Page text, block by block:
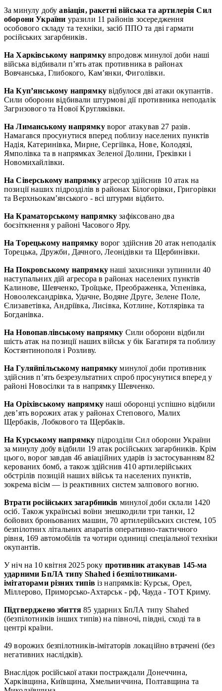
За минулу добуавіація, ракетні війська та артилерія Сил
оборони України уразили 11 районів зосередження
особового складу та техніки, засіб ППО та дві гармати
російських загарбників.
На Харківському напрямкувпродовж минулої доби наші
війська відбивали п’ять атак противника в районах
Вовчанська, Глибокого, Кам’янки, Фиголівки.
На Куп’янському напрямкувідбулося дві атаки окупантів.
Сили оборони відбивали штурмові дії противника неподалік
Загризового та Нової Кругляківки.
На Лиманському напрямкуворог атакував 27 разів.
Намагався просунутися вперед поблизу населених пунктів
Надія, Катеринівка, Мирне, Сергіївка, Нове, Колодязі,
Ямполівка та в напрямках Зеленої Долини, Греківки і
Новомихайлівки.
На Сіверському напрямкуагресор здійснив 10 атак на
позиції наших підрозділів в районах Білогорівки, Григорівки
та Верхньокам’янського - всі штурми відбито.
На Краматорському напрямку зафіксовано два
боєзіткнення у районі Часового Яру.
На Торецькому напрямку ворог здійснив 20 атак неподалік
Торецька, Дружби, Дачного, Леонідівки та Щербинівки.
На Покровському напрямкунаші захисники зупинили 40
наступальних дій агресора в районах населених пунктів
Калинове, Шевченко, Троїцьке, Преображенка, Успенівка,
Новоолександрівка, Удачне, Водяне Друге, Зелене Поле,
Єлизаветівка, Андріївка, Лисівка, Котлине, Котлярівка та
Богданівка.
На Новопавлівському напрямку Сили оборони відбили
шість атак на позиції наших військ у бік Багатиря та поблизу
Костянтинополя і Розливу.
На Гуляйпільському напрямкуминулої доби противник
здійснив п’ять безрезультатних спроб просунутися вперед у
районі Новосілки та в напрямку Шевченко.
На Оріхівському напрямкунаші оборонці успішно відбили
дев’ять ворожих атак у районах Степового, Малих
Щербаків, Лобкового та Щербаків.
На Курському напрямку підрозділи Сил оборони України
за минулу добу відбили 19 атак російських загарбників. Крім
цього, ворог завдав 46 авіаційних ударів із застосуванням 82
керованих бомб, а також здійснив 410 артилерійських
обстрілів позицій наших військ та населених пунктів,
зокрема вісім — із реактивних систем залпового вогню.
Втрати російських загарбників минулої доби склали 1420
осіб. Також українські воїни знешкодили три танки, 12
бойових броньованих машин, 70 артилерійських систем, 105
безпілотних літальних апаратів оперативно-тактичного
рівня, 169 автомобілів та чотири одиниці спеціальної техніки
окупантів.
У ніч на 10 квітня 2025 року противник атакував 145-ма
ударними БпЛА типу Shahed і безпілотниками-
імітаторами різних типівіз напрямків: Курськ, Орел,
Міллерово, Приморсько-Ахтарськ - рф, Чауда - ТОТ Криму.
Підтверджено збиття 85 ударних БпЛА типу Shahed
(безпілотників інших типів) на півночі, півдні, сході та в
центрі країни.
49 ворожих безпілотників-імітаторів локаційно втрачені (без
негативних наслідків).
Внаслідок російської атаки постраждали Донеччина,
Харківщина, Київщина, Хмельниччина, Полтавщина та